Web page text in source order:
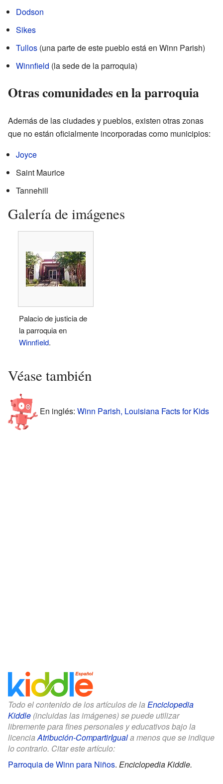
Dodson
Sikes
Tullos (una parte de este pueblo está en Winn Parish)
Winnfield (la sede de la parroquia)
Otras comunidades en la parroquia
Además de las ciudades y pueblos, existen otras zonas
que no están oficialmente incorporadas como municipios:
Joyce
Saint Maurice
Tannehill
Galería de imágenes
Palacio de justicia de
la parroquia en
Winnfield.
Véase también
En inglés: Winn Parish, Louisiana Facts for Kids
Todo el contenido de los artículos de la Enciclopedia
Kiddle (incluidas las imágenes) se puede utilizar
libremente para fines personales y educativos bajo la
licenciaAtribución-CompartirIguala menos que se indique
lo contrario. Citar este artículo:
Parroquia de Winn para Niños. Enciclopedia Kiddle.